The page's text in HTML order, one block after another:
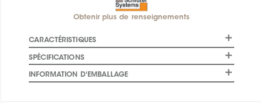
Obtenir plus de renseignements
CARACTÉRISTIQUES
SPÉCIFICATIONS
INFORMATION D'EMBALLAGE